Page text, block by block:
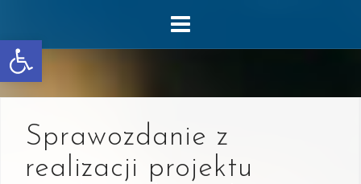
Otwórz pasek narzędzi
content
Sprawozdanie z
realizacji projektu